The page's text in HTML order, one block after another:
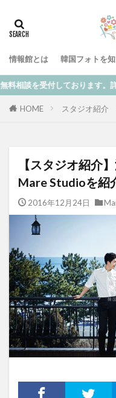
情報館とは 韓国フォトを
付しております。詳しくはこ
HOME スタジオ紹介
【スタジオ紹介
Mare Studioを紹
2016年12月24日